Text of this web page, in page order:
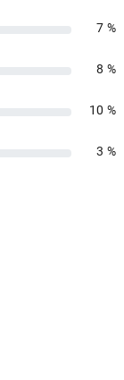
7 %
8 %
10 %
3 %